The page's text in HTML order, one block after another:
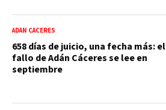
ADÁN CÁCERES
658 días de juicio, una fecha más: el
fallo de Adán Cáceres se lee en
septiembre